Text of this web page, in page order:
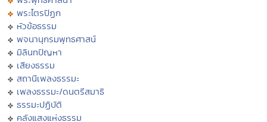
พระไตรปิฏก
หัวข้อธรรม
พจนานุกรมพุทธศาสน์
มิลินทปัญหา
เสียงธรรม
สถานีเพลงธรรมะ
เพลงธรรมะ/ดนตรีสมาธิ
ธรรมะปฏิบัติ
คลังแสงแห่งธรรม